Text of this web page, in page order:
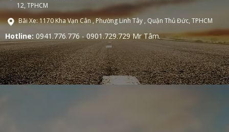
12, TPHCM
Bãi Xe: 1170 Kha Vạn Cân , Phường Linh Tây , Quận Thủ Đức, TPHCM
Hotline: 0941.776.776 - 0901.729.729 Mr Tâm.